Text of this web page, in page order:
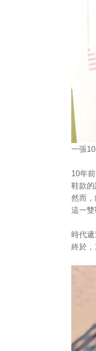
一張
10年
鞋款
然而
這一
時代
終於